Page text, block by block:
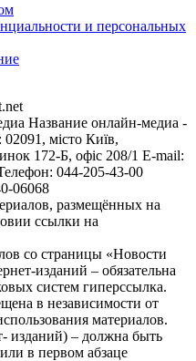
и персональных
Название онлайн-медиа -
місто Київ,
172-Б, офіс 208/1 E-mail:
044-205-43-00
06068
размещённых на
ссылки на
со страницы «Новости
изданий – обязательна
систем гиперссылка.
в независимости от
материалов.
изданий) – должна быть
в первом абзаце